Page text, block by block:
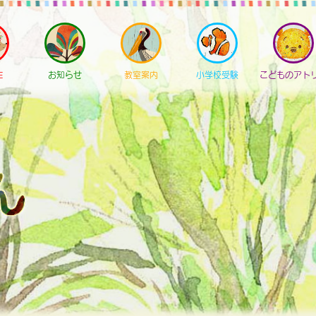
お知らせ 教室案内 小学校受験 こどものアト